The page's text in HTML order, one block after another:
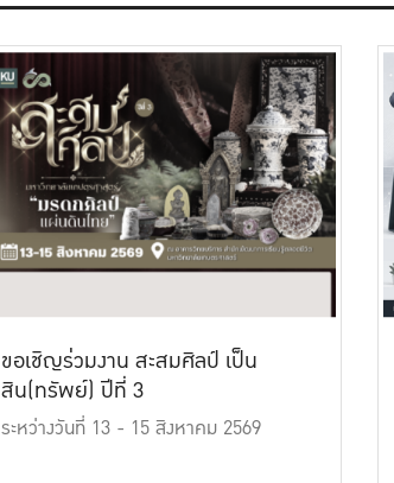
ขอเชิญร่วมงาน สะสมศิลป์ เป็น
สิน(ทรัพย์) ปีที่ 3
ระหว่างวันที่ 13 - 15 สิงหาคม 2569